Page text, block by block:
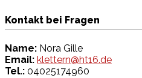
Kontakt bei Fragen
Name: Nora Gille
Email: klettern@ht16.de
Tel.: 04025174960